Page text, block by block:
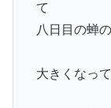
て
八日目の蝉
大きくなっ